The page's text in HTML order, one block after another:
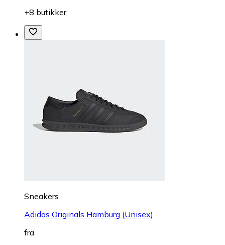
+8 butikker
Sneakers
Adidas Originals Hamburg (Unisex)
fra